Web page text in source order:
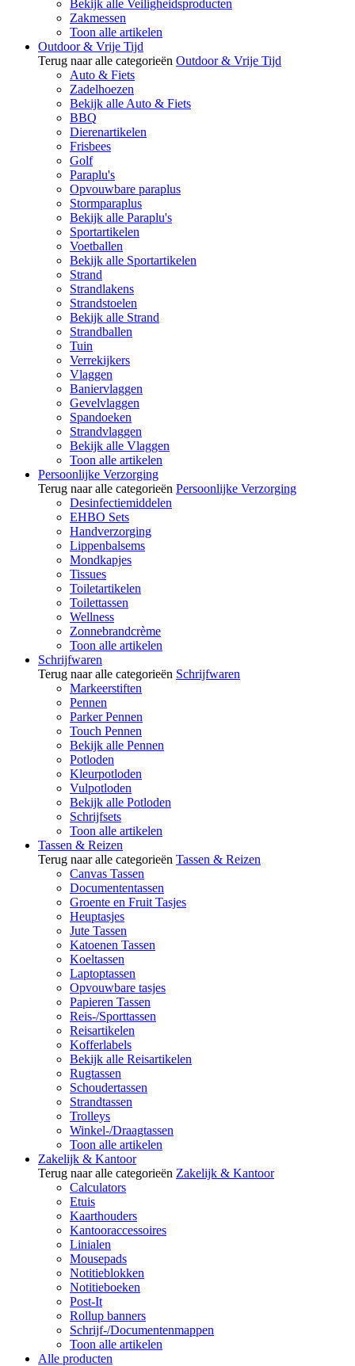
Bekijk alle Veiligheidsproducten
Zakmessen
Toon alle artikelen
Outdoor & Vrije Tijd
Terug naar alle categorieën Outdoor & Vrije Tijd
Auto & Fiets
Zadelhoezen
Bekijk alle Auto & Fiets
BBQ
Dierenartikelen
Frisbees
Golf
Paraplu's
Opvouwbare paraplus
Stormparaplus
Bekijk alle Paraplu's
Sportartikelen
Voetballen
Bekijk alle Sportartikelen
Strand
Strandlakens
Strandstoelen
Bekijk alle Strand
Strandballen
Tuin
Verrekijkers
Vlaggen
Baniervlaggen
Gevelvlaggen
Spandoeken
Strandvlaggen
Bekijk alle Vlaggen
Toon alle artikelen
Persoonlijke Verzorging
Terug naar alle categorieën Persoonlijke Verzorging
Desinfectiemiddelen
EHBO Sets
Handverzorging
Lippenbalsems
Mondkapjes
Tissues
Toiletartikelen
Toilettassen
Wellness
Zonnebrandcrème
Toon alle artikelen
Schrijfwaren
Terug naar alle categorieën Schrijfwaren
Markeerstiften
Pennen
Parker Pennen
Touch Pennen
Bekijk alle Pennen
Potloden
Kleurpotloden
Vulpotloden
Bekijk alle Potloden
Schrijfsets
Toon alle artikelen
Tassen & Reizen
Terug naar alle categorieën Tassen & Reizen
Canvas Tassen
Documententassen
Groente en Fruit Tasjes
Heuptasjes
Jute Tassen
Katoenen Tassen
Koeltassen
Laptoptassen
Opvouwbare tasjes
Papieren Tassen
Reis-/Sporttassen
Reisartikelen
Kofferlabels
Bekijk alle Reisartikelen
Rugtassen
Schoudertassen
Strandtassen
Trolleys
Winkel-/Draagtassen
Toon alle artikelen
Zakelijk & Kantoor
Terug naar alle categorieën Zakelijk & Kantoor
Calculators
Etuis
Kaarthouders
Kantooraccessoires
Linialen
Mousepads
Notitieblokken
Notitieboeken
Post-It
Rollup banners
Schrijf-/Documentenmappen
Toon alle artikelen
Alle producten